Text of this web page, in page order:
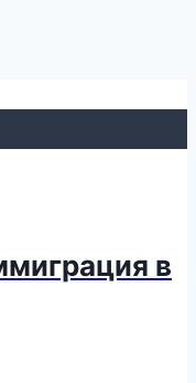
в